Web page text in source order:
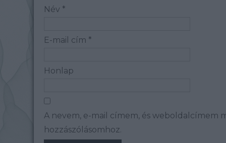
Név *
E-mail cím *
Honlap
A nevem, e-mail címem, és weboldalcímem
hozzászólásomhoz.